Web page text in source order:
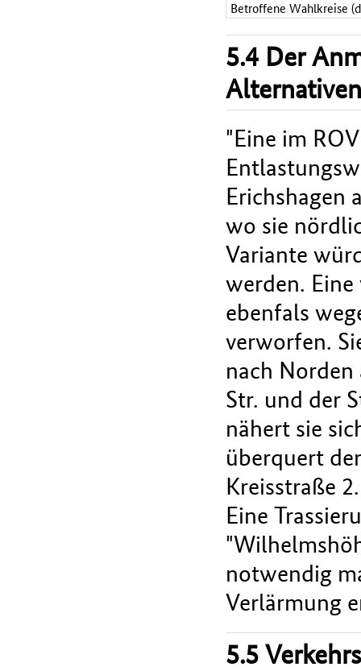
Betroffene Wahlkreise
5.4 Der
"Eine im
Erichshagen
wo sie
Variante
werden.
ebenfals
verworfen.
nach Norden
Str. und der
nähert sie
überquert
Kreisstraße
Eine
notwendig
Verlärmung
5.5